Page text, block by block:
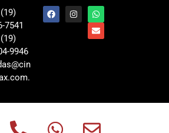
7541
9946